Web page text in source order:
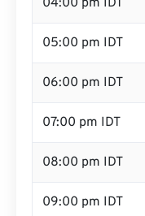
04:00 pm IDT
05:00 pm IDT
06:00 pm IDT
07:00 pm IDT
08:00 pm IDT
09:00 pm IDT